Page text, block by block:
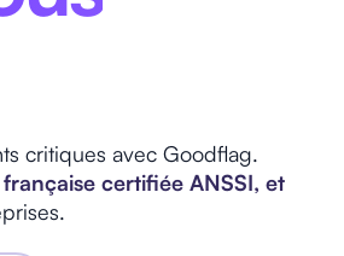
critiques avec Goodflag.
certifiée ANSSI, et